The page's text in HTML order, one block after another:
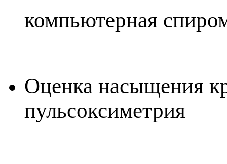
компьютерная
Оценка насыщения
пульсоксиметрия